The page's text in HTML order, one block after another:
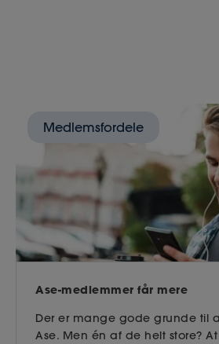
Medlemsfordele
Ase-medlemmer får mere
Der er mange gode grunde til
Ase. Men én af de helt store?